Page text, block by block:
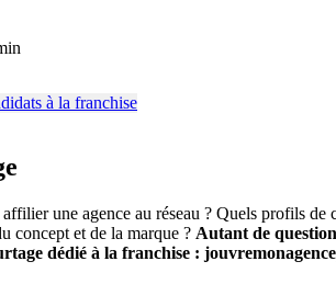
une agence au réseau ? Quels profils
concept et de la marque ? Autant de
dédié à la franchise :